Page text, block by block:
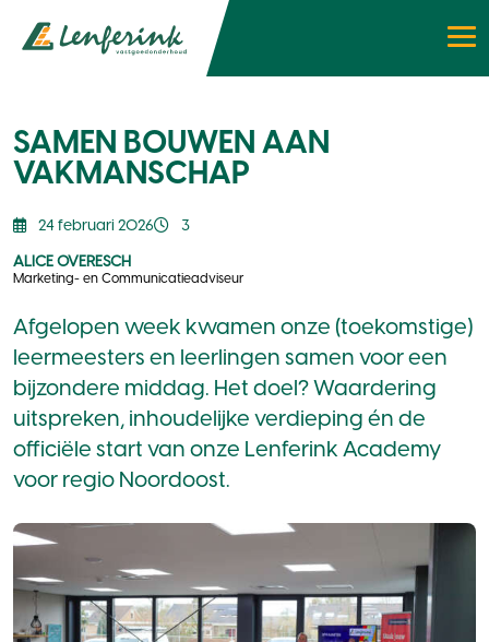
SAMEN BOUWEN AAN
VAKMANSCHAP
ALICE OVERESCH
Marketing- en Communicatieadviseur
24 februari 2026 3
Afgelopen week kwamen onze (toekomstige)
leermeesters en leerlingen samen voor een
bijzondere middag. Het doel? Waardering
uitspreken, inhoudelijke verdieping én de
officiële start van onze Lenferink Academy
voor regio Noordoost.